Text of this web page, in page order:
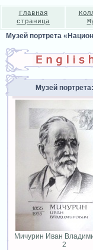
Главная
страница
Музей портрета
Музей портрета:
Мичурин Иван
2